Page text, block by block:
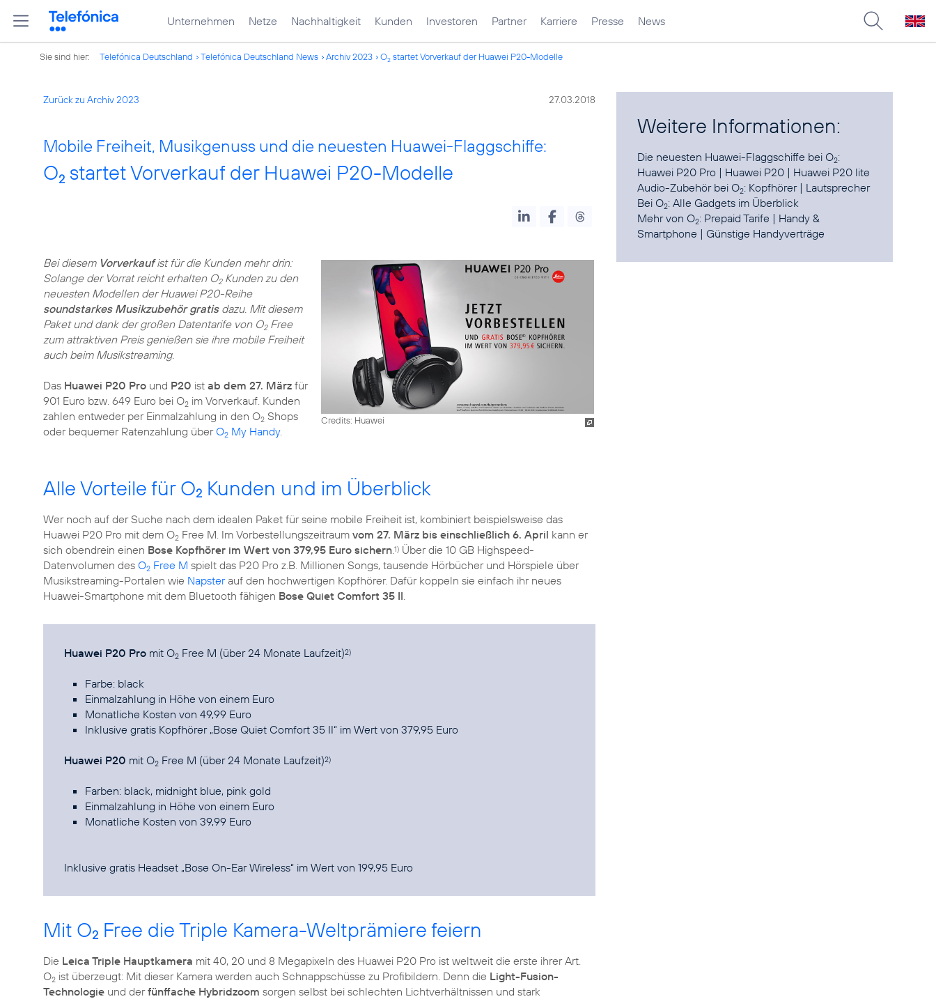
Unternehmen Netze Nachhaltigkeit Kunden Investoren Partner Karriere Presse News
Sie sind hier: Telefónica Deutschland Telefónica Deutschland News Archiv 2023 O2 startet Vorverkauf der Huawei P20-Modelle
Zurück zu Archiv 2023 27.03.2018
Mobile Freiheit, Musikgenuss und die neuesten Huawei-Flaggschiffe:
O2 startet Vorverkauf der Huawei P20-Modelle
Credits: Huawei
Bei diesem Vorverkaufist für die Kunden mehr drin:
Solange der Vorrat reicht erhalten O2Kunden zu den
neuesten Modellen der Huawei P20-Reihe
soundstarkes Musikzubehör gratisdazu. Mit diesem
Paket und dank der großen Datentarife von O2Free
zum attraktiven Preis genießen sie ihre mobile Freiheit
auch beim Musikstreaming.
Das Huawei P20 Pro und P20 ist ab dem 27. März für
901 Euro bzw. 649 Euro bei O2 im Vorverkauf. Kunden
zahlen entweder per Einmalzahlung in den O2 Shops
oder bequemer Ratenzahlung überO2 My Handy.
Alle Vorteile für O2 Kunden und im Überblick
Wer noch auf der Suche nach dem idealen Paket für seine mobile Freiheit ist, kombiniert beispielsweise das
Huawei P20 Pro mit dem O2 Free M. Im Vorbestellungszeitraum vom 27. März bis einschließlich 6. April kann er
sich obendrein einen Bose Kopfhörer im Wert von 379,95 Euro sichern.1) Über die 10 GB Highspeed-
Datenvolumen des O2 Free M spielt das P20 Pro z.B. Millionen Songs, tausende Hörbücher und Hörspiele über
Musikstreaming-Portalen wie Napsterauf den hochwertigen Kopfhörer. Dafür koppeln sie einfach ihr neues
Huawei-Smartphone mit dem Bluetooth fähigen Bose Quiet Comfort 35 II.
Huawei P20 Pro mit O2 Free M (über 24 Monate Laufzeit)2)
Farbe: black
Einmalzahlung in Höhe von einem Euro
Monatliche Kosten von 49,99 Euro
Inklusive gratis Kopfhörer „Bose Quiet Comfort 35 II“ im Wert von 379,95 Euro
Huawei P20 mit O2 Free M (über 24 Monate Laufzeit)2)
Farben: black, midnight blue, pink gold
Einmalzahlung in Höhe von einem Euro
Monatliche Kosten von 39,99 Euro
Inklusive gratis Headset „Bose On-Ear Wireless“ im Wert von 199,95 Euro
Mit O2 Free die Triple Kamera-Weltprämiere feiern
Die Leica Triple Hauptkamera mit 40, 20 und 8 Megapixeln des Huawei P20 Pro ist weltweit die erste ihrer Art.
O2 ist überzeugt: Mit dieser Kamera werden auch Schnappschüsse zu Profibildern. Denn die Light-Fusion-
Technologie und derfünffache Hybridzoom sorgen selbst bei schlechten Lichtverhältnissen und stark
Weitere Informationen:
Die neuesten Huawei-Flaggschiffe bei O2:
Huawei P20 Pro | Huawei P20 | Huawei P20 lite
Audio-Zubehör bei O2: Kopfhörer| Lautsprecher
Bei O2:Alle Gadgets im Überblick
Mehr von O2: Prepaid Tarife | Handy &
Smartphone |Günstige Handyverträge